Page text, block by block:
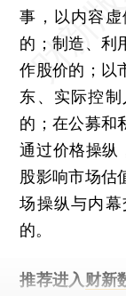
事，以内容
的；制造、利
作股价的；以
东、实际控
的；在公募和
通过价格操纵
股影响市场估
场操纵与内
的。
推荐进入 财新